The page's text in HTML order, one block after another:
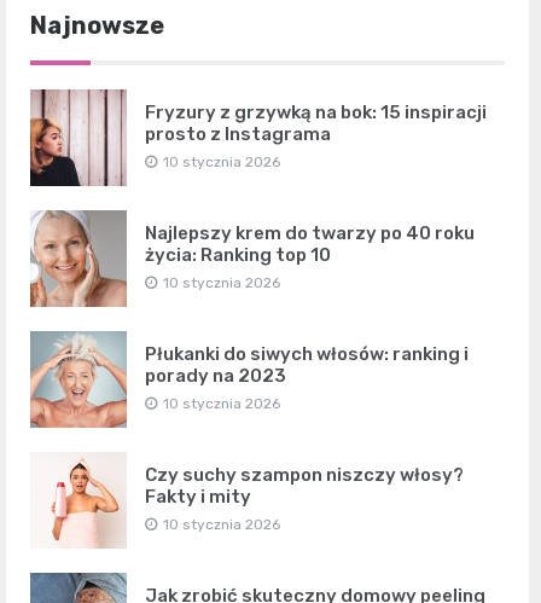
Najnowsze
Fryzury z grzywką na bok: 15 inspiracji
prosto z Instagrama
10 stycznia 2026
Najlepszy krem do twarzy po 40 roku
życia: Ranking top 10
10 stycznia 2026
Płukanki do siwych włosów: ranking i
porady na 2023
10 stycznia 2026
Czy suchy szampon niszczy włosy?
Fakty i mity
10 stycznia 2026
Jak zrobić skuteczny domowy peeling